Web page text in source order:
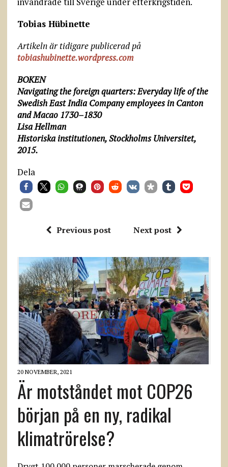
Tobias Hübinette
Artikeln är tidigare publicerad på
tobiashubinette.wordpress.com
BOKEN
Navigating the foreign quarters: Everyday life of the
Swedish East India Company employees in Canton
and Macao 1730–1830
Lisa Hellman
Historiska institutionen, Stockholms Universitet,
2015.
Dela
Previous post Next post
20 NOVEMBER, 2021
Är motståndet mot COP26
början på en ny, radikal
klimatrörelse?